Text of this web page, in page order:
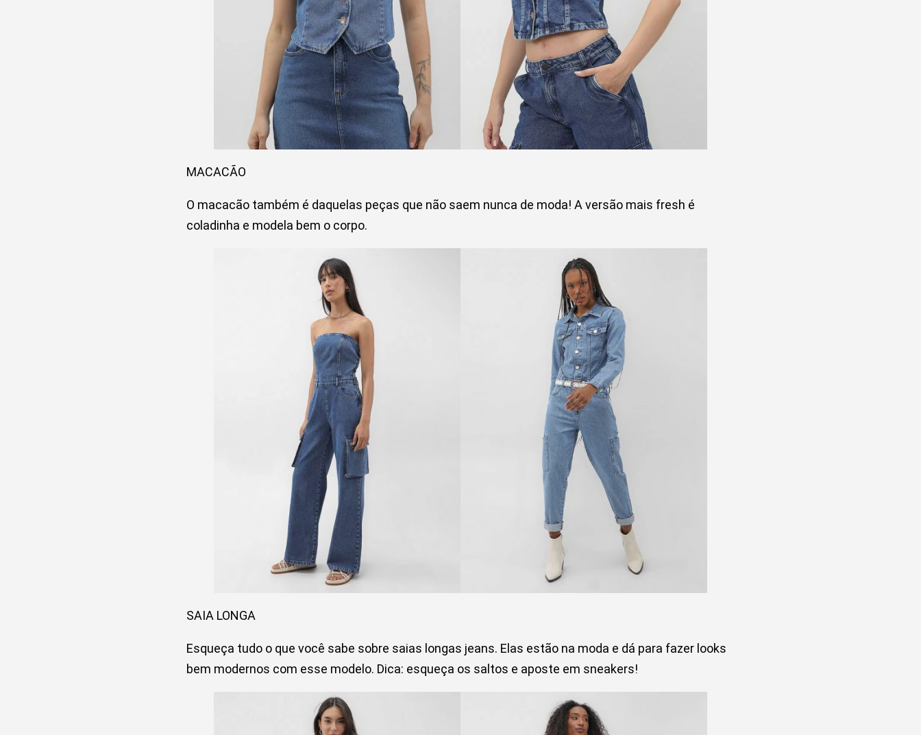
MACACÃO
O macacão também é daquelas peças que não saem nunca de moda! A versão mais fresh é
coladinha e modela bem o corpo.
SAIA LONGA
Esqueça tudo o que você sabe sobre saias longas jeans. Elas estão na moda e dá para fazer looks
bem modernos com esse modelo. Dica: esqueça os saltos e aposte em sneakers!